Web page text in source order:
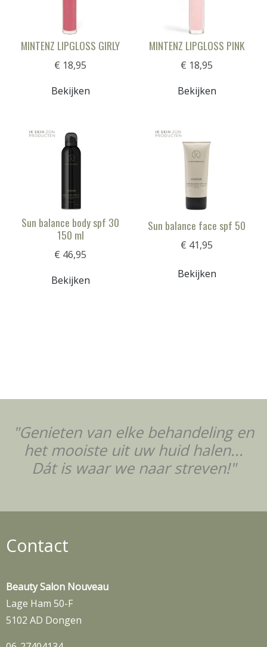
MINTENZ LIPGLOSS GIRLY
€ 18,95
Bekijken
MINTENZ LIPGLOSS PINK
€ 18,95
Bekijken
Sun balance body spf 30
150 ml
€ 46,95
Bekijken
Sun balance face spf 50
€ 41,95
Bekijken
"Genieten van elke behandeling en
het mooiste uit uw huid halen...
Dát is waar we naar streven!"
Contact
Beauty Salon Nouveau
Lage Ham 50-F
5102 AD Dongen